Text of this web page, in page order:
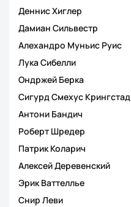
Деннис Хиглер
Дамиан Сильвестр
Алехандро Муньис Руис
Лука Сибелли
Ондржей Берка
Сигурд Смехус Крингстад
Антони Бандич
Роберт Шредер
Патрик Коларич
Алексей Деревенский
Эрик Ваттеллье
Снир Леви